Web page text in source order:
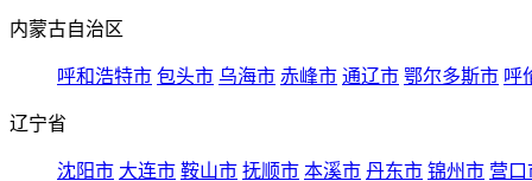
内蒙古自治区
呼和浩特市 包头市 乌海市 赤峰市 通辽市 鄂尔多斯市 呼
辽宁省
沈阳市 大连市 鞍山市 抚顺市 本溪市 丹东市 锦州市 营口